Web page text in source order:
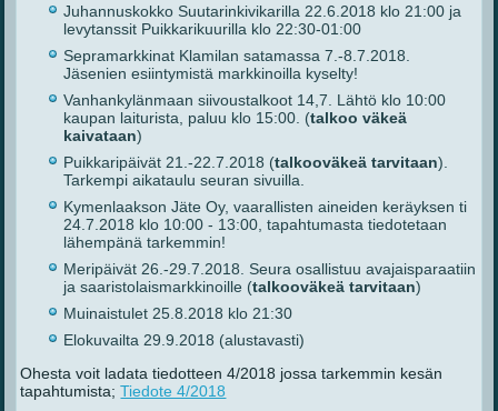
Juhannuskokko Suutarinkivikarilla 22.6.2018 klo 21:00 ja
levytanssit Puikkarikuurilla klo 22:30-01:00
Sepramarkkinat Klamilan satamassa 7.-8.7.2018.
Jäsenien esiintymistä markkinoilla kyselty!
Vanhankylänmaan siivoustalkoot 14,7. Lähtö klo 10:00
kaupan laiturista, paluu klo 15:00. (talkoo väkeä
kaivataan)
Puikkaripäivät 21.-22.7.2018 (talkooväkeä tarvitaan).
Tarkempi aikataulu seuran sivuilla.
Kymenlaakson Jäte Oy, vaarallisten aineiden keräyksen ti
24.7.2018 klo 10:00 - 13:00, tapahtumasta tiedotetaan
lähempänä tarkemmin!
Meripäivät 26.-29.7.2018. Seura osallistuu avajaisparaatiin
ja saaristolaismarkkinoille (talkooväkeä tarvitaan)
Muinaistulet 25.8.2018 klo 21:30
Elokuvailta 29.9.2018 (alustavasti)
Ohesta voit ladata tiedotteen 4/2018 jossa tarkemmin kesän
tapahtumista;Tiedote 4/2018